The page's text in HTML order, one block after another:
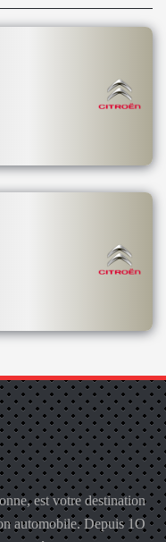
est votre destination
automobile. Depuis 1O